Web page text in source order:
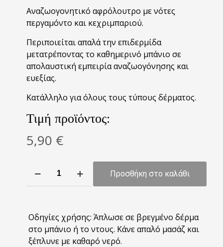
Aναζωογονητικό αφρόλουτρο με νότες
περγαμόντο και κεχριμπαριού.
Περιποιείται απαλά την επιδερμίδα
μετατρέποντας το καθημερινό μπάνιο σε
απολαυστική εμπειρία αναζωογόνησης και
ευεξίας.
Κατάλληλο για όλους τους τύπους δέρματος.
Τιμή προϊόντος:
5,90 €
Amberwood
300ml
Προσθήκη στο καλάθι
Οδηγίες χρήσης: Άπλωσε σε βρεγμένο δέρμα
στο μπάνιο ή το ντους. Κάνε απαλό μασάζ και
ξέπλυνε με καθαρό νερό.